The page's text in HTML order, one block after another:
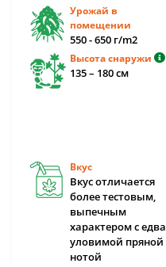
Урожай в
помещении
550 - 650 г/m2
Высота снаружи
135 – 180 cм
Вкус
Вкус отличается
более тестовым,
выпечным
характером с едва
уловимой пряной
нотой